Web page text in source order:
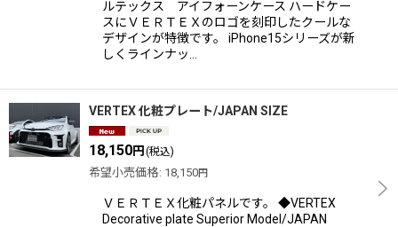
ルテックス アイフォーンケース ハードケー
スにＶＥＲＴＥＸのロゴを刻印したクールな
デザインが特徴です。 iPhone15シリーズが新
しくラインナッ…
VERTEX 化粧プレート/JAPAN SIZE
18,150円 (税込)
希望小売価格: 18,150円
ＶＥＲＴＥＸ化粧パネルです。 ◆VERTEX
Decorative plate Superior Model/JAPAN